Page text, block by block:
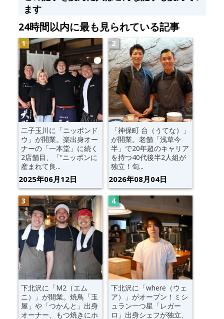
ます
24時間以内に最も見られている記事
二子玉川に「ニッポンド
ウ」が開業。楽出身オー
ナーの「一本堂」に続く
2店舗目、「“ニッポンに
産まれて良...
2025年06月12日
「神保町 台（うてな）」
が開業。老舗「浅草今
半」で20年超のキャリア
を持つ40代後半2人組が
独立！旬...
2026年08月04日
下北沢に「M2（エム
ニ）」が開業。焼鳥「玉
屋」や「つかんと」出身
オーナー、もつ焼きにホ
下北沢に「where（ウェ
ア）」がオープン！ミシ
ュラン一つ星「レガー
ロ」出身シェフが独立、